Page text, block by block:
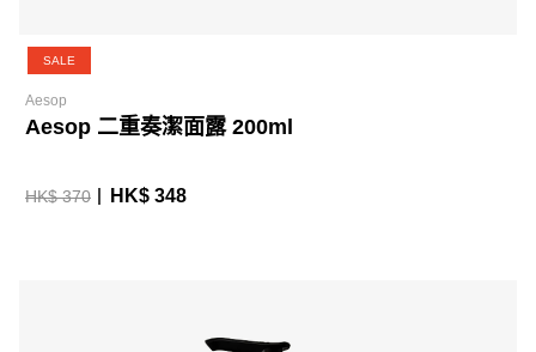
SALE
Aesop
Aesop 二重奏潔面露 200ml
HK$ 370 HK$ 348